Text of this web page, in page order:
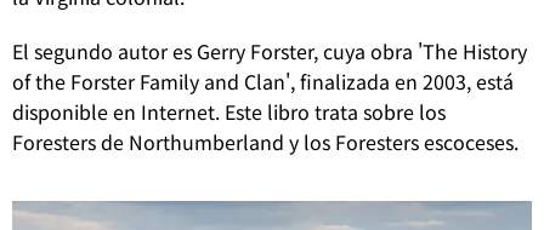
El segundo autor es Gerry Forster, cuya obra 'The History
of the Forster Family and Clan', finalizada en 2003, está
disponible en Internet. Este libro trata sobre los
Foresters de Northumberland y los Foresters escoceses.